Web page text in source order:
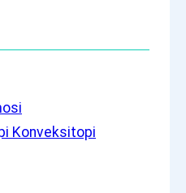
Konveksitopi